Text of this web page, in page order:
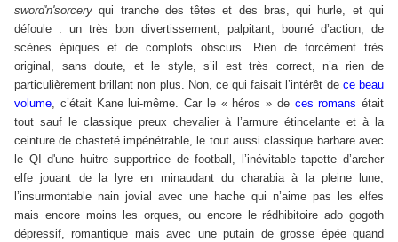
sword'n'sorcery qui tranche des têtes et des bras, qui hurle, et qui
défoule : un très bon divertissement, palpitant, bourré d’action, de
scènes épiques et de complots obscurs. Rien de forcément très
original, sans doute, et le style, s’il est très correct, n’a rien de
particulièrement brillant non plus. Non, ce qui faisait l’intérêt de ce beau
volume, c’était Kane lui-même. Car le « héros » de ces romans était
tout sauf le classique preux chevalier à l’armure étincelante et à la
ceinture de chasteté impénétrable, le tout aussi classique barbare avec
le QI d'une huitre supportrice de football, l’inévitable tapette d’archer
elfe jouant de la lyre en minaudant du charabia à la pleine lune,
l’insurmontable nain jovial avec une hache qui n’aime pas les elfes
mais encore moins les orques, ou encore le rédhibitoire ado gogoth
dépressif, romantique mais avec une putain de grosse épée quand